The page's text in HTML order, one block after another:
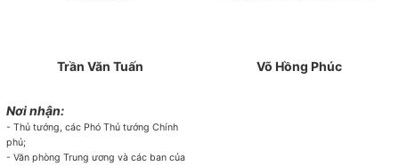
Trần Văn Tuấn Võ Hồng Phúc
Nơi nhận:
- Thủ tướng, các Phó Thủ tướng Chính
phủ;
- Văn phòng Trung ương và các ban của